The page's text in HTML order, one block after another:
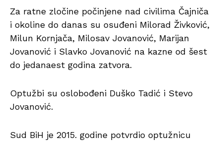
Za ratne zločine počinjene nad civilima Čajniča
i okoline do danas su osuđeni Milorad Živković,
Milun Kornjača, Milosav Jovanović, Marijan
Jovanović i Slavko Jovanović na kazne od šest
do jedanaest godina zatvora.
Optužbi su oslobođeni Duško Tadić i Stevo
Jovanović.
Sud BiH je 2015. godine potvrdio optužnicu